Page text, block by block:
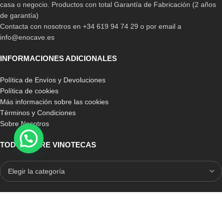
casa o negocio. Productos con total Garantía de Fabricación (2 años
de garantía)
Contacta con nosotros en +34 619 94 74 29 o por email a
info@enocave.es
INFORMACIONES ADICIONALES
Política de Envíos y Devoluciones
Política de cookies
Más información sobre las cookies
Términos y Condiciones
Sobre Nosotros
TODO SOBRE VINOTECAS